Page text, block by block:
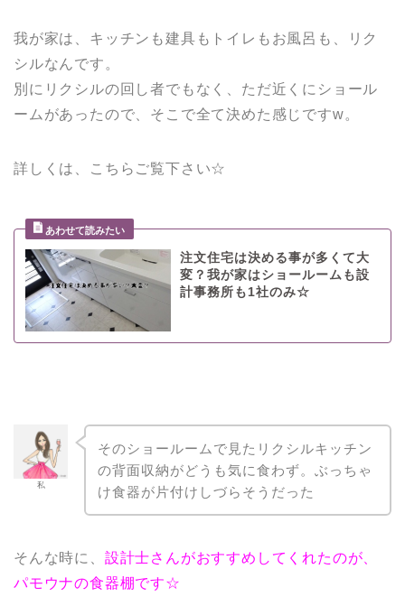
我が家は、キッチンも建具もトイレもお風呂も、リク
シルなんです。
別にリクシルの回し者でもなく、ただ近くにショール
ームがあったので、そこで全て決めた感じですw。
詳しくは、こちらご覧下さい☆
注文住宅は決める事が多くて大
変？我が家はショールームも設
計事務所も1社のみ☆
私
そのショールームで見たリクシルキッチン
の背面収納がどうも気に食わず。ぶっちゃ
け食器が片付けしづらそうだった
そんな時に、 設計士さんがおすすめしてくれたのが、
パモウナの食器棚です☆